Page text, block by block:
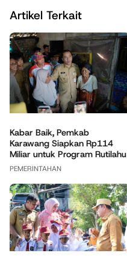
Artikel Terkait
Kabar Baik, Pemkab
Karawang Siapkan Rp114
Miliar untuk Program Rutilahu
PEMERINTAHAN